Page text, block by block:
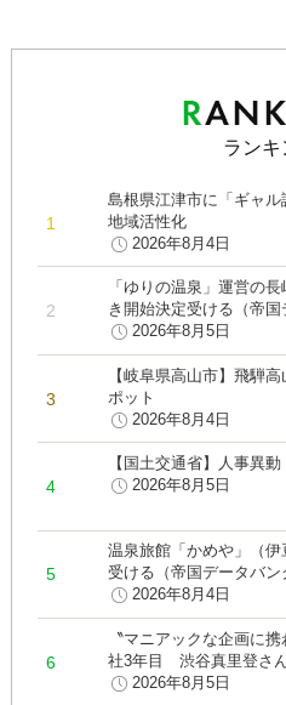
ランキ
島根県江津市に「ギャ
地域活性化
2026年8月4日
「ゆりの温泉」運営の
き開始決定受ける（帝国
2026年8月5日
【岐阜県高山市】飛騨
ポット
2026年8月4日
【国土交通省】人事異動
2026年8月5日
温泉旅館「かめや」（
受ける（帝国データバン
2026年8月4日
〝マニアックな企画に
社3年目 渋谷真里登さ
2026年8月5日